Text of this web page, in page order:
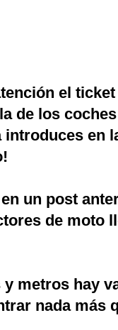
el
de los
en
un post
de moto
metros hay
nada más